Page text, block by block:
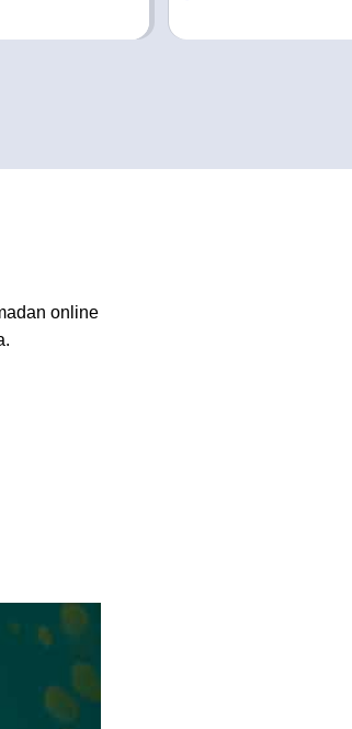
online